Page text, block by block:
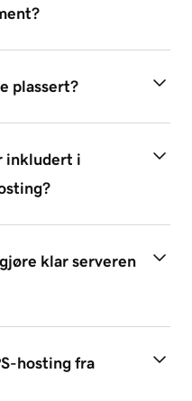
plassert?
inkludert i
klar serveren
hosting fra